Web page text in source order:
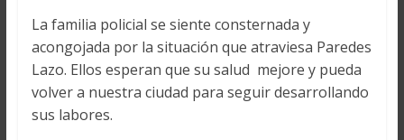
La familia policial se siente consternada y
acongojada por la situación que atraviesa Paredes
Lazo. Ellos esperan que su salud mejore y pueda
volver a nuestra ciudad para seguir desarrollando
sus labores.